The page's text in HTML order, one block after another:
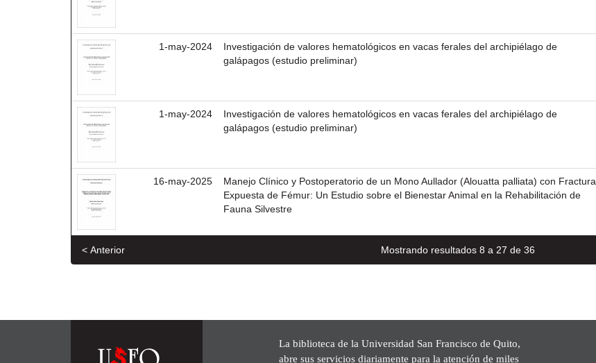
1-may-2024
Investigación de valores hematológicos en vacas ferales del archipiélago de
galápagos (estudio preliminar)
1-may-2024
Investigación de valores hematológicos en vacas ferales del archipiélago de
galápagos (estudio preliminar)
16-may-2025
Manejo Clínico y Postoperatorio de un Mono Aullador (Alouatta palliata) con Fractura
Expuesta de Fémur: Un Estudio sobre el Bienestar Animal en la Rehabilitación de
Fauna Silvestre
Mostrando resultados 8 a 27 de 36
< Anterior
La biblioteca de la Universidad San Francisco de Quito,
abre sus servicios diariamente para la atención de miles